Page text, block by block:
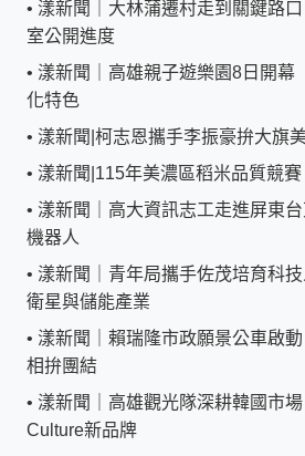
• 漾新聞｜大林蒲遷村走到關鍵路
室公開進度
• 漾新聞｜高雄親子遊樂園8日開
化特色
• 漾新聞|柯志恩攜手李振豪拚大旗
• 漾新聞|115年美濃區稻米品質競賽
• 漾新聞｜高大資訊志工走進屏東
機器人
• 漾新聞｜青年局攜手佐茂培育科
衛星與儲能產業
• 漾新聞｜賴瑞隆市政願景公車啟
相拚團結
• 漾新聞｜高雄觀光隊深耕韓國市
Culture新品牌